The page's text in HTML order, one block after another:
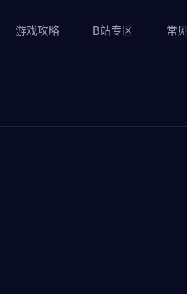
游戏攻略 B站专区 常